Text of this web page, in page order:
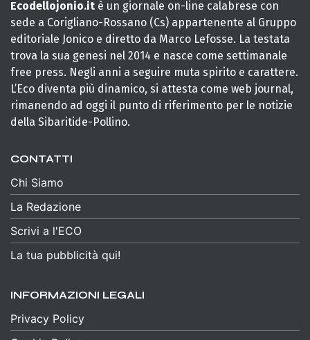
Ecodellojonio.it è un giornale on-line calabrese con
sede a Corigliano-Rossano (Cs) appartenente al Gruppo
editoriale Jonico e diretto da Marco Lefosse. La testata
trova la sua genesi nel 2014 e nasce come settimanale
free press. Negli anni a seguire muta spirito e carattere.
L’Eco diventa più dinamico, si attesta come web journal,
rimanendo ad oggi il punto di riferimento per le notizie
della Sibaritide-Pollino.
CONTATTI
Chi Siamo
La Redazione
Scrivi a l'ECO
La tua pubblicità qui!
INFORMAZIONI LEGALI
Privacy Policy